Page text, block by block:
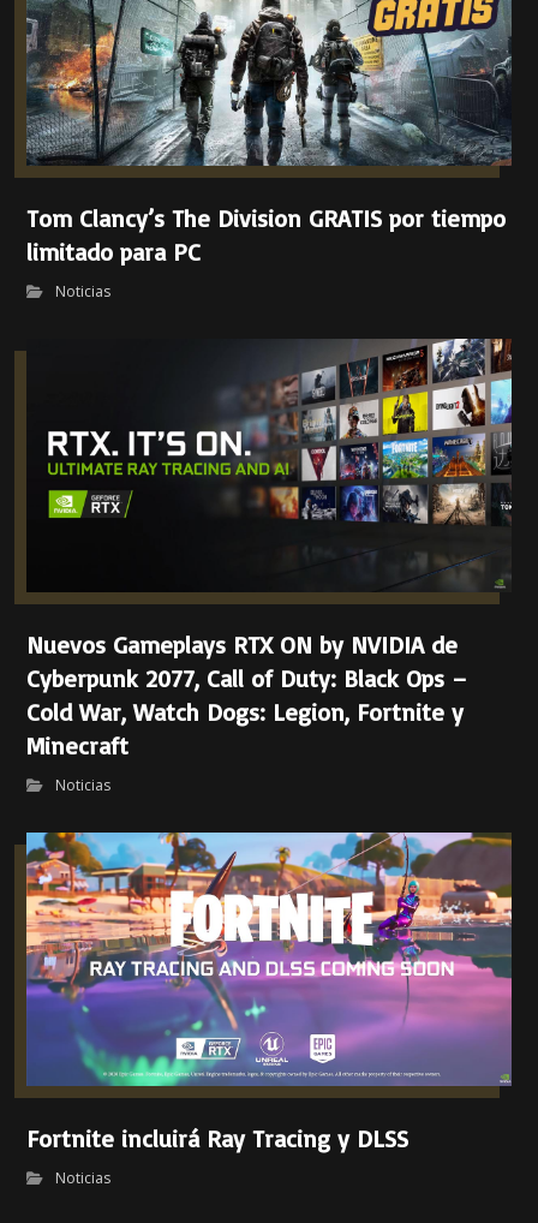
Tom Clancy’s The Division GRATIS por tiempo
limitado para PC
Noticias
Nuevos Gameplays RTX ON by NVIDIA de
Cyberpunk 2077, Call of Duty: Black Ops –
Cold War, Watch Dogs: Legion, Fortnite y
Minecraft
Noticias
Fortnite incluirá Ray Tracing y DLSS
Noticias